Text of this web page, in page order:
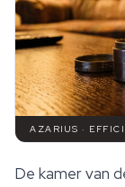
AZARIUS ·
De kamer van